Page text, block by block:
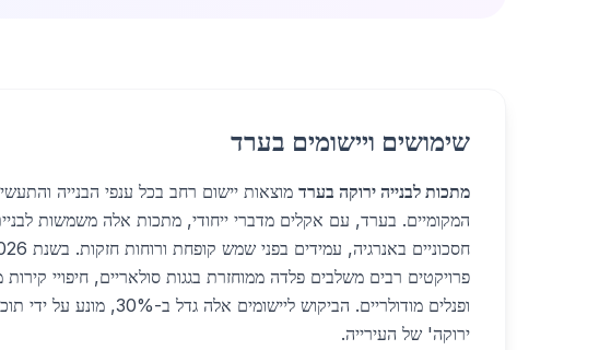
שימושים ויישומים בערד
מתכות לבנייה ירוקה בערד מוצאות יישום רחב בכל ענפי הבנייה
המקומיים. בערד, עם אקלים מדברי ייחודי, מתכות אלה משמשות
פרויקטים רבים משלבים פלדה ממוחזרת בגגות סולאריים, חיפויי קירות
ופנלים מודולריים. הביקוש ליישומים אלה גדל ב-
ירוקה' של העירייה.